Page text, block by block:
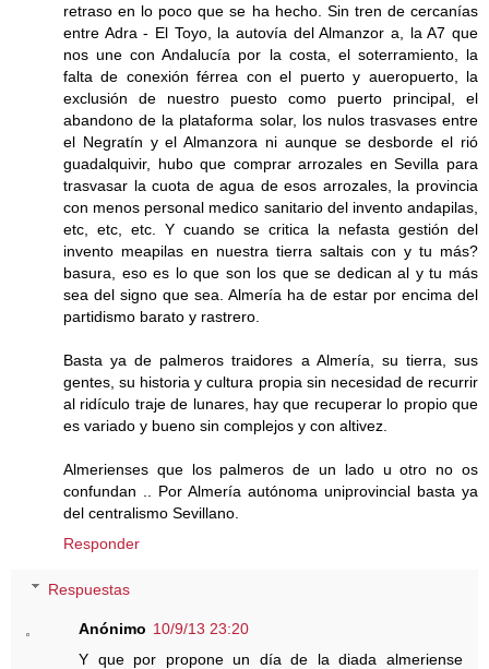
retraso en lo poco que se ha hecho. Sin tren de cercanías
entre Adra - El Toyo, la autovía del Almanzor a, la A7 que
nos une con Andalucía por la costa, el soterramiento, la
falta de conexión férrea con el puerto y aueropuerto, la
exclusión de nuestro puesto como puerto principal, el
abandono de la plataforma solar, los nulos trasvases entre
el Negratín y el Almanzora ni aunque se desborde el rió
guadalquivir, hubo que comprar arrozales en Sevilla para
trasvasar la cuota de agua de esos arrozales, la provincia
con menos personal medico sanitario del invento andapilas,
etc, etc, etc. Y cuando se critica la nefasta gestión del
invento meapilas en nuestra tierra saltais con y tu más?
basura, eso es lo que son los que se dedican al y tu más
sea del signo que sea. Almería ha de estar por encima del
partidismo barato y rastrero.
Basta ya de palmeros traidores a Almería, su tierra, sus
gentes, su historia y cultura propia sin necesidad de recurrir
al ridículo traje de lunares, hay que recuperar lo propio que
es variado y bueno sin complejos y con altivez.
Almerienses que los palmeros de un lado u otro no os
confundan .. Por Almería autónoma uniprovincial basta ya
del centralismo Sevillano.
Responder
Respuestas
Anónimo 10/9/13 23:20
Y que por propone un día de la diada almeriense